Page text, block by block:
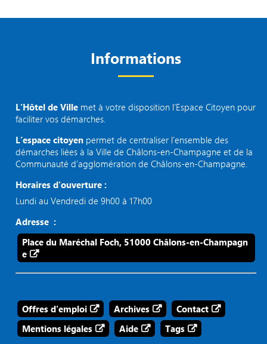
Informations
L’Hôtel de Ville met à votre disposition l’Espace Citoyen pour
faciliter vos démarches.
L’espace citoyen permet de centraliser l’ensemble des
démarches liées à la Ville de Châlons-en-Champagne et de la
Communauté d’agglomération de Châlons-en-Champagne.
Horaires d'ouverture :
Lundi au Vendredi de 9h00 à 17h00
Adresse :
Place du Maréchal Foch, 51000 Châlons-en-Champagn
e
Offres d'emploi Archives
Contact
Mentions légales
Aide Tags